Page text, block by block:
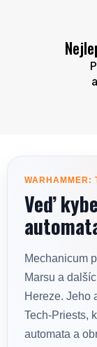
WARHAMMER:
Veď
Mechanicum
Marsu a
Hereze. Jeho
Tech-Priests,
automata a